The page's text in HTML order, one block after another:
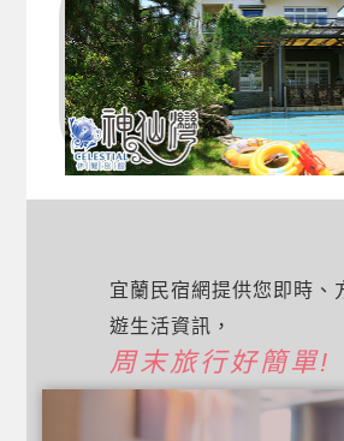
宜蘭民宿網提供您即時、
遊生活資訊，
周末旅行好簡單!